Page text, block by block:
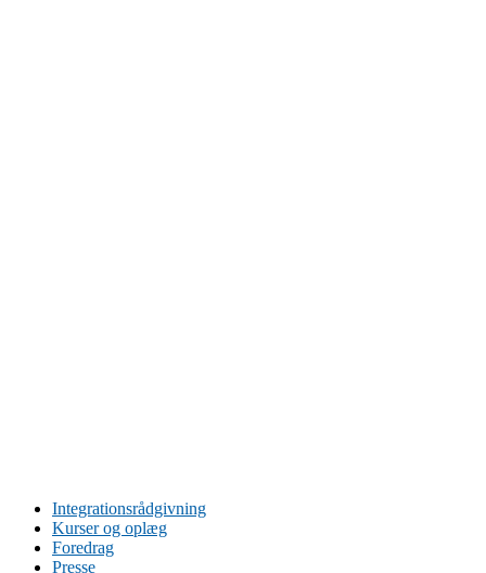
Integrationsrådgivning
Kurser og oplæg
Foredrag
Presse